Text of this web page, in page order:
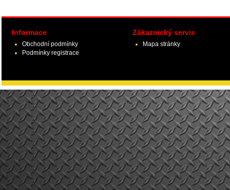
Informace
Obchodní podmínky
Podmínky registrace
Zákaznický servis
Mapa stránky